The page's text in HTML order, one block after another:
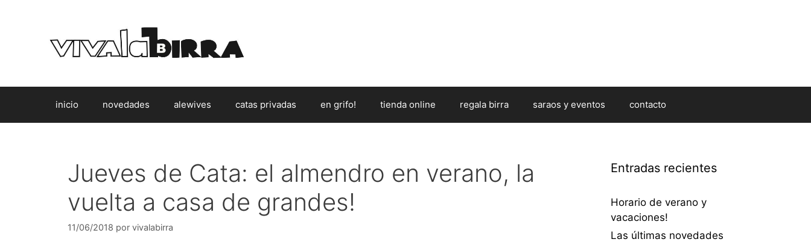
inicio novedades alewives catas privadas en grifo! tienda online regala birra saraos y eventos contacto
Jueves de Cata: el almendro en verano, la
vuelta a casa de grandes!
11/06/2018 por vivalabirra
Entradas recientes
Horario de verano y
vacaciones!
Las últimas novedades